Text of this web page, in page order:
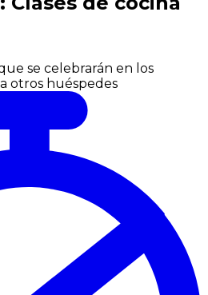
se celebrarán en los
otros huéspedes